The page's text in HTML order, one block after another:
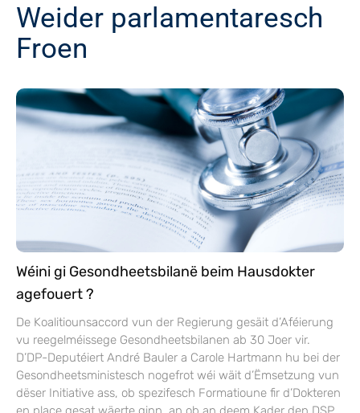
Weider parlamentaresch
Froen
Wéini gi Gesondheetsbilanë beim Hausdokter
agefouert ?
De Koalitiounsaccord vun der Regierung gesäit d’Aféierung
vu reegelméissege Gesondheetsbilanen ab 30 Joer vir.
D’DP-Deputéiert André Bauler a Carole Hartmann hu bei der
Gesondheetsministesch nogefrot wéi wäit d’Ëmsetzung vun
dëser Initiative ass, ob spezifesch Formatioune fir d’Dokteren